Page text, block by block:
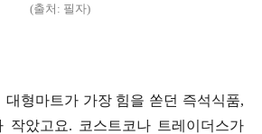
(출처: 필자)
대형마트가 가장 힘을 쏟던 즉석식품,
작았고요. 코스트코나 트레이더스가